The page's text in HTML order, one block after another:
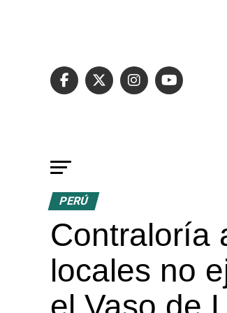
PERÚ
Contraloría
locales no